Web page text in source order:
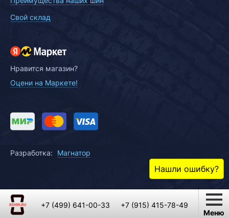
Свой склад
Нравится магазин?
Оцени на Маркете!
Разработка: Магнатор
+7 (499) 641-00-33
+7 (915) 415-78-49
Меню
Нашли ошибку?